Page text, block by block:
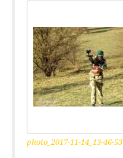
photo_2017-11-14_13-46-53